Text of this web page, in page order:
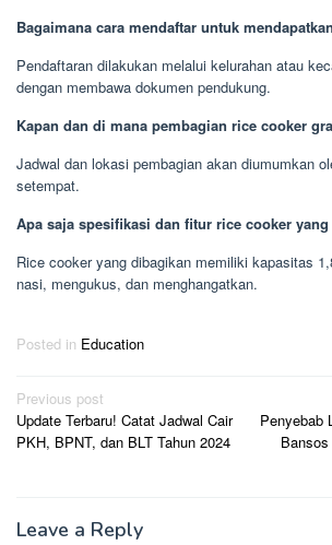
Bagaimana cara mendaftar untuk
Pendaftaran dilakukan melalui kelurahan atau
dengan membawa dokumen pendukung.
Kapan dan di mana pembagian rice cooker
Jadwal dan lokasi pembagian akan diumumkan
setempat.
Apa saja spesifikasi dan fitur rice cooker
Rice cooker yang dibagikan memiliki kapasitas
nasi, mengukus, dan menghangatkan.
Posted in Education
Post
navigation
Previous post
Update Terbaru! Catat Jadwal Cair
PKH, BPNT, dan BLT Tahun 2024
Penyebab
Leave a Reply